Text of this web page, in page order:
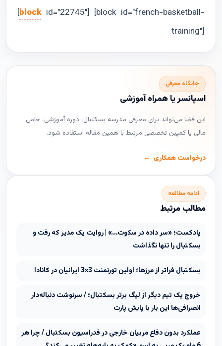
[blockid="22745"] [block id="french-basketball-
training"]
جایگاه معرفی
اسپانسر یا همراه آموزشی
این فضا می‌تواند برای معرفی مدرسه بسکتبال، دوره آموزشی، حامی
مالی یا کمپین تخصصی مرتبط با همین مقاله استفاده شود.
درخواست همکاری
ادامه مطالعه
مطالب مرتبط
پادکست؛ «سر داده در سکوت…» | روایت یک مدیر که رفت و
بسکتبال را تنها نگذاشت
بسکتبال فراتر از مرزها؛ اولین تورنمنت 3×3 ایرانیان در کانادا
خروج یک تیم دیگر از لیگ برتر بسکتبال؛ / سرنوشت دنباله‌دار
انصرافی‌ها این بار با پایش پارت
عملکرد بدون دفاع مربیان خارجی در فدراسیون بسکتبال / چرا هر